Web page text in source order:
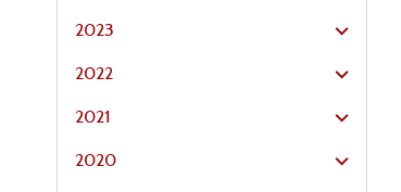
2023
2022
2021
2020